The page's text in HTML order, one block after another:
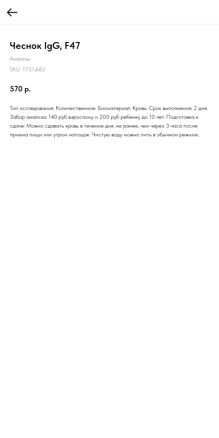
Чеснок IgG, F47
Анализы
SKU: 17.51.A83
570 р.
Тип исследования: Количественное. Биоматериал: Кровь. Срок выполнения: 2 дня.
Забор анализа: 140 руб взрослому и 200 руб ребенку до 10 лет. Подготовка к
сдаче: Можно сдавать кровь в течение дня, не ранее, чем через 3 часа после
приема пищи или утром натощак. Чистую воду можно пить в обычном режиме..